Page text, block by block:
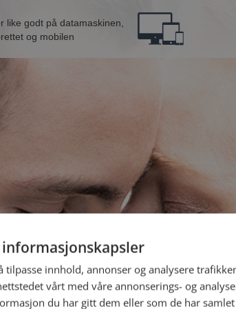
like godt på datamaskinen,
og mobilen
Jeg er en:
innhold, annonser og analysere
vårt med våre annonserings- og
du har gitt dem eller som de har